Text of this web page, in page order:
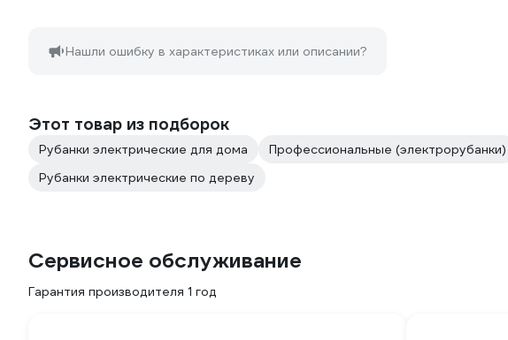
Нашли ошибку в характеристиках или описании?
Этот товар из подборок
Рубанки электрические для дома Профессиональные (электрорубанки)
Рубанки электрические по дереву
Сервисное обслуживание
Гарантия производителя 1 год